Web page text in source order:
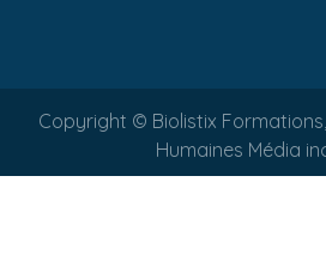
Copyright © Biolistix
Humaines Média